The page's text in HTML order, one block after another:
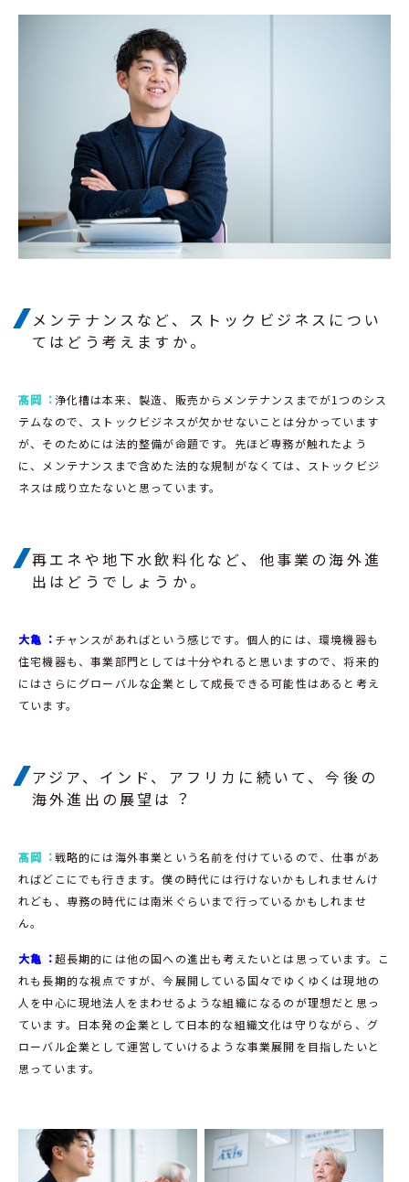
メンテナンスなど、ストックビジネスについ
てはどう考えますか。
髙岡︓浄化槽は本来、製造、販売からメンテナンスまでが1つのシス
テムなので、ストックビジネスが欠かせないことは分かっています
が、そのためには法的整備が命題です。先ほど専務が触れたよう
に、メンテナンスまで含めた法的な規制がなくては、ストックビジ
ネスは成り立たないと思っています。
再エネや地下水飲料化など、他事業の海外進
出はどうでしょうか。
大亀︓ チャンスがあればという感じです。個人的には、環境機器も
住宅機器も、事業部門としては十分やれると思いますので、将来的
にはさらにグローバルな企業として成長できる可能性はあると考え
ています。
アジア、インド、アフリカに続いて、今後の
海外進出の展望は︖
髙岡︓戦略的には海外事業という名前を付けているので、仕事があ
ればどこにでも行きます。僕の時代には行けないかもしれませんけ
れども、専務の時代には南米ぐらいまで行っているかもしれませ
ん。
大亀︓超長期的には他の国への進出も考えたいとは思っています。こ
れも長期的な視点ですが、今展開している国々でゆくゆくは現地の
人を中心に現地法人をまわせるような組織になるのが理想だと思っ
ています。日本発の企業として日本的な組織文化は守りながら、グ
ローバル企業として運営していけるような事業展開を目指したいと
思っています。